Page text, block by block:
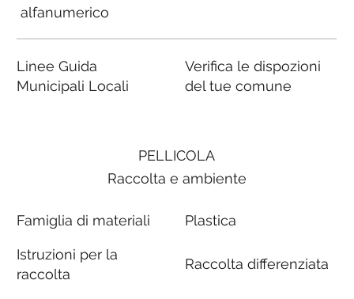
PELLICOLA
Raccolta e ambiente
Famiglia di materiali
Istruzioni per la
raccolta
Plastica
Raccolta differenziata
alfanumerico
Linee Guida
Municipali Locali
Verifica le dispozioni
del tue comune